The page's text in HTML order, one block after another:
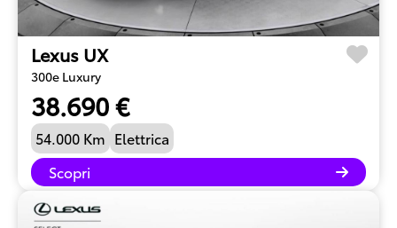
Lexus UX
300e Luxury
38.690 €
54.000 Km Elettrica
Scopri